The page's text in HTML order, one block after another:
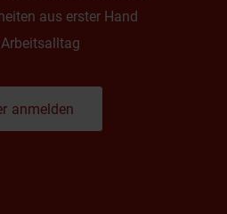
aus erster Hand
anmelden